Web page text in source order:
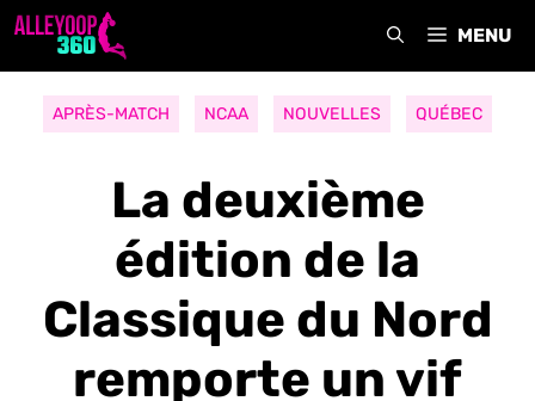
Aller
MENU
APRÈS-MATCH NCAA NOUVELLES QUÉBEC
La deuxième
édition de la
Classique du Nord
remporte un vif